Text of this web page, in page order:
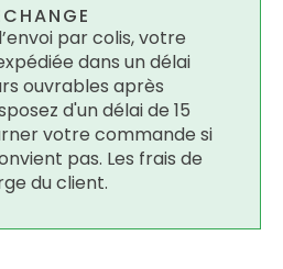
par colis, votre
dans un délai
ouvrables après
d'un délai de 15
votre commande si
pas. Les frais de
du client.